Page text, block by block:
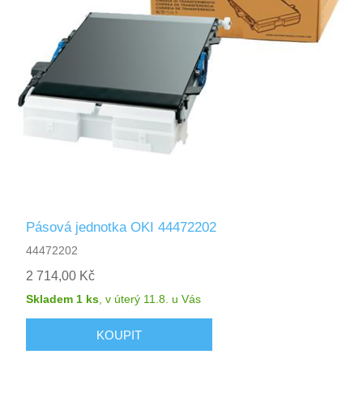
Pásová jednotka OKI 44472202
44472202
2 714,00 Kč
Skladem 1 ks ,v úterý 11.8. u Vás